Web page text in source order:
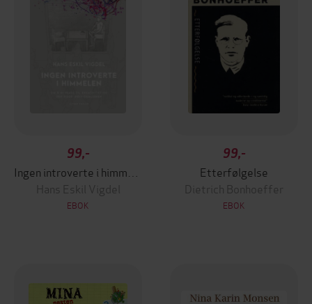
99,-
Hans Eskil Vigdel
EBOK
99,-
Etterfølgelse
Dietrich Bonhoeffer
EBOK